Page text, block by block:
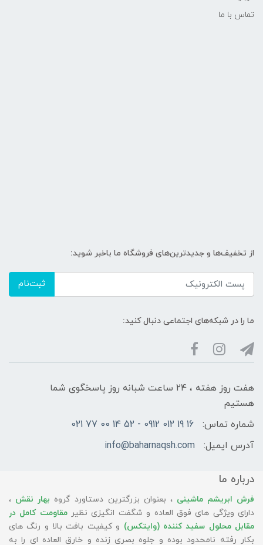
تماس با ما
از تخفیف‌ها و جدیدترین‌های فروشگاه ما باخبر شوید:
ثبت‌نام
ما را در شبکه‌های اجتماعی دنبال کنید:
هفت روز هفته ، ۲۴ ساعت شبانه‌ روز پاسخگوی شما
هستیم
شماره تماس:
16 19 012 0912 - 52 14 00 77 021
آدرس ایمیل:
info@baharnaqsh.com
درباره ما
فرش ابریشم ماشینی ، بعنوان بزرگترین دستاورد گروه بهار نقش ،
دارای ویژگی های فوق العاده و شگفت انگیزی نظیرمقاومت کامل در
مقابل محلول سفید کننده (وایتکس) و کیفیت بافت بالا و رنگ های
بکار رفته نامحدود بوده و جلوه بصری زنده و خارق العاده ای را به